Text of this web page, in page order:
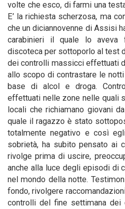
volte che esco, di farmi una
E’ la richiesta scherzosa, ma
che un diciannovenne di Assisi
carabinieri il quale lo aveva
discoteca per sottoporlo al test
dei controlli massicci effettuati
allo scopo di contrastare le
base di alcol e droga.
effettuati nelle zone nelle quali
locali che richiamano giovani
quale il ragazzo è stato
totalmente negativo e così
sobrietà, ha subito pensato ai
rivolge prima di uscire,
anche alla luce degli episodi di
nel mondo della notte.
fondo, rivolgere
controlli del fine settimana dei